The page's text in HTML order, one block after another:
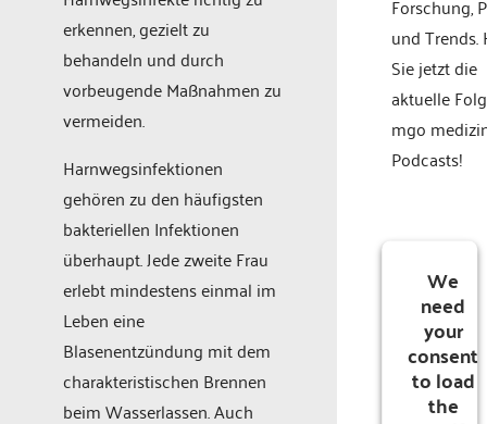
erkennen, gezielt zu
behandeln und durch
vorbeugende Maßnahmen zu
vermeiden.
Harnwegsinfektionen
gehören zu den häufigsten
bakteriellen Infektionen
überhaupt. Jede zweite Frau
erlebt mindestens einmal im
Leben eine
Blasenentzündung mit dem
charakteristischen Brennen
beim Wasserlassen. Auch
Forschung,
und Trends.
Sie jetzt die
aktuelle
mgo
Podcasts!
We
need
your
consent
to load
the